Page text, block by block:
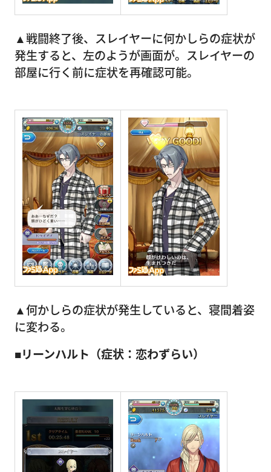
▲戦闘終了後、スレイヤーに何かしらの症状が
発生すると、左のようが画面が。スレイヤーの
部屋に行く前に症状を再確認可能。
▲何かしらの症状が発生していると、寝間着姿
に変わる。
■リーンハルト（症状：恋わずらい）